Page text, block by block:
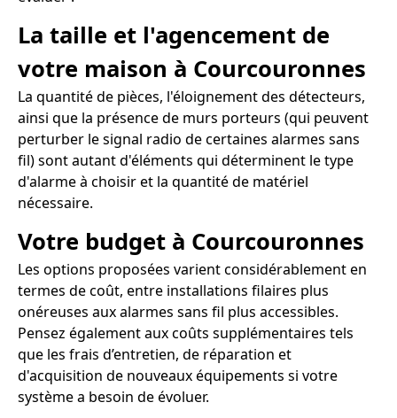
La taille et l'agencement de
votre maison à Courcouronnes
La quantité de pièces, l'éloignement des détecteurs,
ainsi que la présence de murs porteurs (qui peuvent
perturber le signal radio de certaines alarmes sans
fil) sont autant d'éléments qui déterminent le type
d'alarme à choisir et la quantité de matériel
nécessaire.
Votre budget à Courcouronnes
Les options proposées varient considérablement en
termes de coût, entre installations filaires plus
onéreuses aux alarmes sans fil plus accessibles.
Pensez également aux coûts supplémentaires tels
que les frais d’entretien, de réparation et
d'acquisition de nouveaux équipements si votre
système a besoin de évoluer.